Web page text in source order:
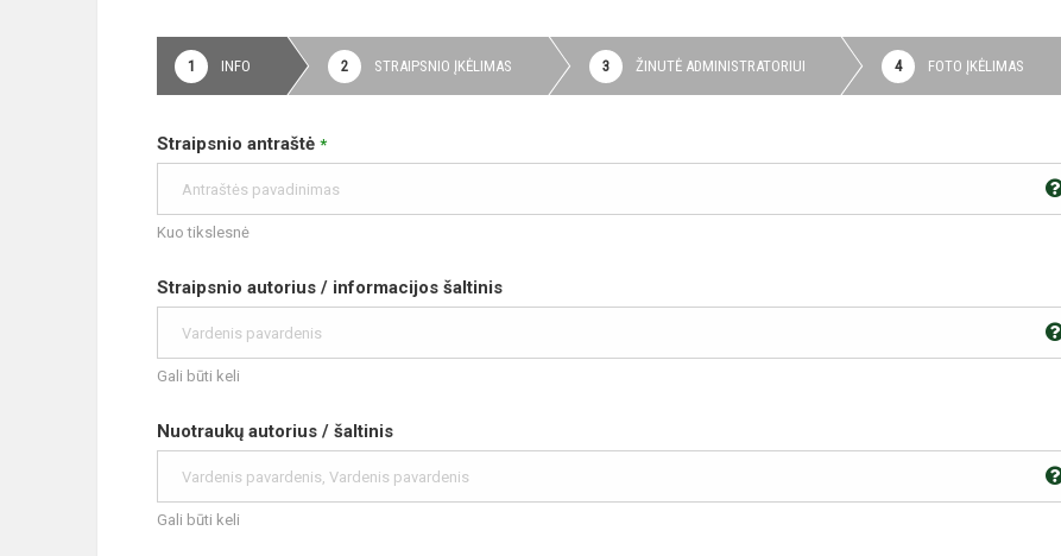
INFO STRAIPSNIO ĮKĖLIMAS ŽINUTĖ ADMINISTRATORIUI FOTO ĮKĖLIMAS
Straipsnio antraštė *
Kuo tikslesnė
Straipsnio autorius / informacijos šaltinis
Gali būti keli
Nuotraukų autorius / šaltinis
Gali būti keli